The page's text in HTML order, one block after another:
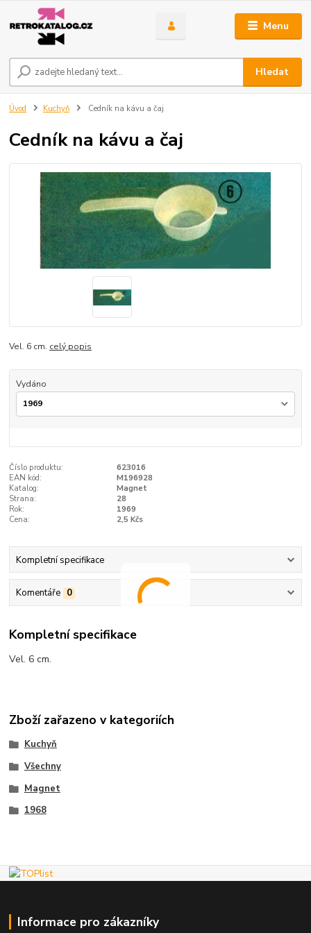
Menu
Hledat
Úvod Kuchyň Cedník na kávu a čaj
Cedník na kávu a čaj
Vel. 6 cm. celý popis
Vydáno
Číslo produktu:
623016
EAN kód:
M196928
Katalog:
Magnet
Strana:
28
Rok:
1969
Cena:
2,5 Kčs
Kompletní specifikace
Komentáře 0
Kompletní specifikace
Vel. 6 cm.
Zboží zařazeno v kategoriích
Kuchyň
Všechny
Magnet
1968
Informace pro zákazníky